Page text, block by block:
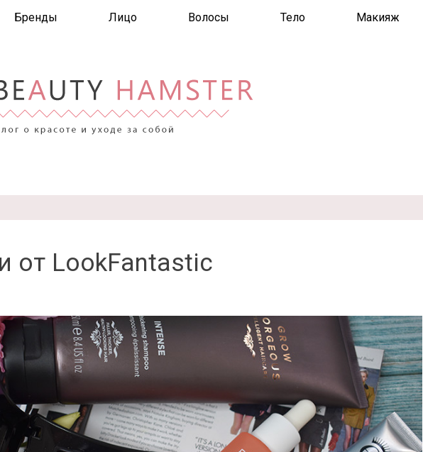
Бренды Лицо Волосы Тело Макияж
от LookFantastic